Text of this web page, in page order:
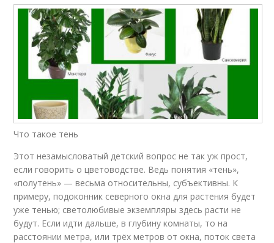
Что такое тень
Этот незамысловатый детский вопрос не так уж прост,
если говорить о цветоводстве. Ведь понятия «тень»,
«полутень» — весьма относительны, субъективны. К
примеру, подоконник северного окна для растения будет
уже тенью; светолюбивые экземпляры здесь расти не
будут. Если идти дальше, в глубину комнаты, то на
расстоянии метра, или трёх метров от окна, поток света